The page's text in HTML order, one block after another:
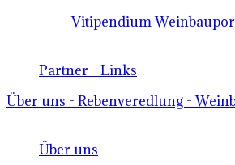
Vitipendium
Partner - Links
Über uns - Rebenveredlung -
Über uns